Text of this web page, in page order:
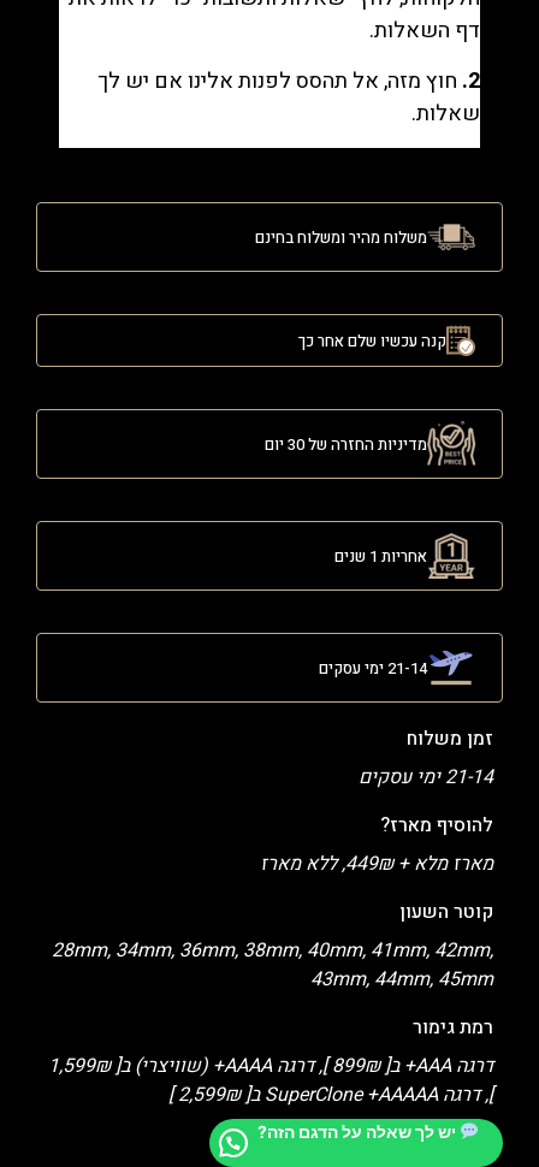
דף השאלות.
2. חוץ מזה, אל תהסס לפנות אלינו אם יש לך
שאלות.
משלוח מהיר ומשלוח בחינם
קנה עכשיו שלם אחר כך
מדיניות החזרה של 30 יום
אחריות 1 שנים
21-14 ימי עסקים
זמן משלוח
21-14 ימי עסקים
להוסיף מארז?
מארז מלא + 449₪, ללא מארז
קוטר השעון
28mm, 34mm, 36mm, 38mm, 40mm, 41mm, 42mm,
43mm, 44mm, 45mm
רמת גימור
דרגה AAA+ ב[ 899₪ ], דרגה AAAA+ (שוויצרי) ב[ 1,599₪
], דרגה SuperClone +AAAAA ב[ 2,599₪ ]
יש לך שאלה על הדגם הזה?